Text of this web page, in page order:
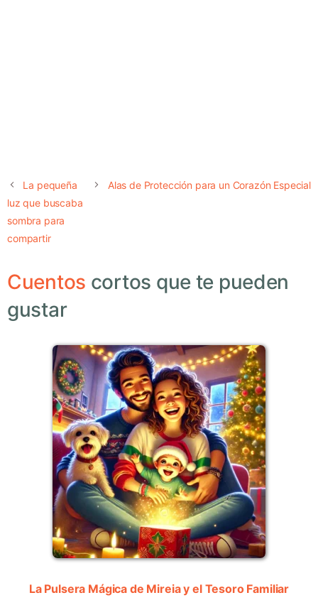
La pequeña
luz que buscaba
sombra para
compartir
Alas de Protección para un Corazón Especial
Cuentos cortos que te pueden
gustar
La Pulsera Mágica de Mireia y el Tesoro Familiar